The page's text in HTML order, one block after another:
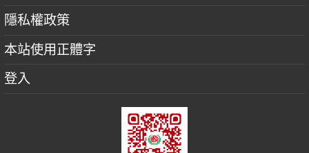
隱私權政策
本站使用正體字
登入